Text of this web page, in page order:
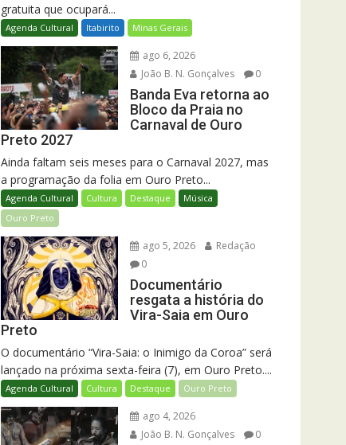
gratuita que ocupará...
Agenda Cultural Itabirito Minas Gerais
ago 6, 2026
João B. N. Gonçalves
0
Banda Eva retorna ao
Bloco da Praia no
Carnaval de Ouro
Preto 2027
Ainda faltam seis meses para o Carnaval 2027, mas
a programação da folia em Ouro Preto...
Agenda Cultural Cultura Destaque
Música
Ouro Preto
ago 5, 2026
Redação
0
Documentário
resgata a história do
Vira-Saia em Ouro
Preto
O documentário “Vira-Saia: o Inimigo da Coroa” será
lançado na próxima sexta-feira (7), em Ouro Preto....
Agenda Cultural Cultura Destaque Ouro Preto
ago 4, 2026
João B. N. Gonçalves
0